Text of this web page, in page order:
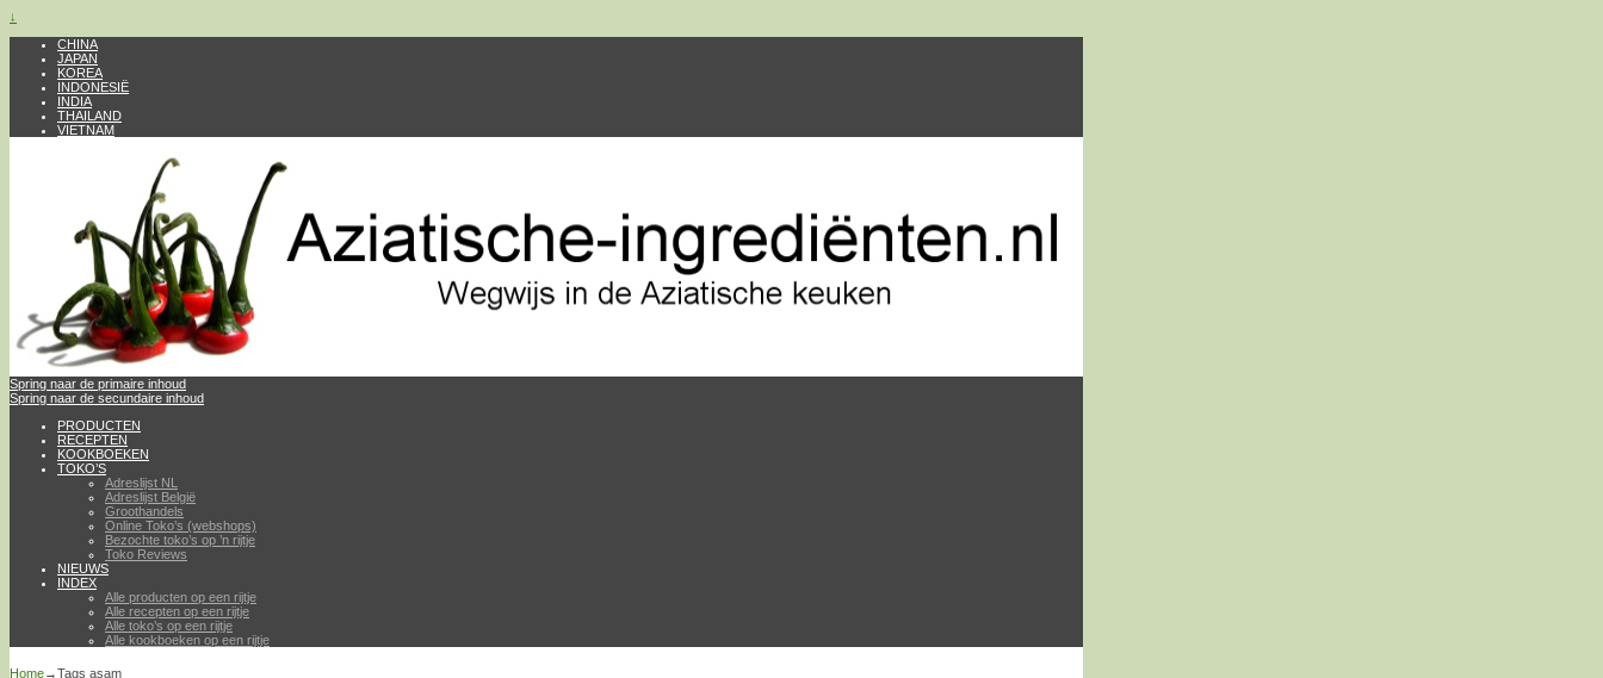
↓
CHINA
JAPAN
KOREA
INDONESIË
INDIA
THAILAND
VIETNAM
Spring naar de primaire inhoud
Spring naar de secundaire inhoud
PRODUCTEN
RECEPTEN
KOOKBOEKEN
TOKO’S
Adreslijst NL
Adreslijst België
Groothandels
Online Toko’s (webshops)
Bezochte toko’s op ’n rijtje
Toko Reviews
NIEUWS
INDEX
Alle producten op een rijtje
Alle recepten op een rijtje
Alle toko’s op een rijtje
Alle kookboeken op een rijtje
Home→Tags asam